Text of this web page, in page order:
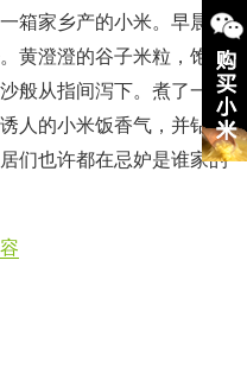
箱家乡产的小米。早晨拆
黄澄澄的谷子米粒，饱满
般从指间泻下。煮了一些
人的小米饭香气，并钻出
们也许都在忌妒是谁家的